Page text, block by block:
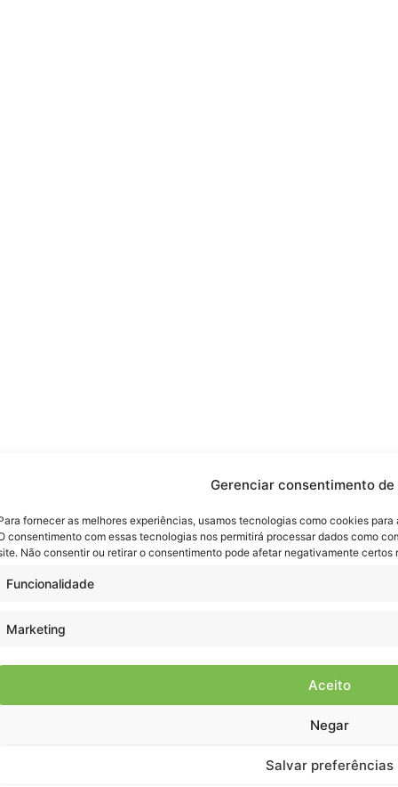
Gerenciar consentimento de
fornecer as melhores experiências, usamos tecnologias como cookies
consentimento com essas tecnologias nos permitirá processar dados como
Não consentir ou retirar o consentimento pode afetar negativamente certos
Funcionalidade
Marketing
Aceito
Negar
Salvar preferências